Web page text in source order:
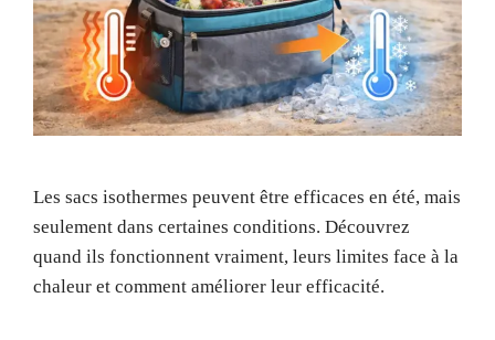
Les sacs isothermes peuvent être efficaces en été, mais
seulement dans certaines conditions. Découvrez
quand ils fonctionnent vraiment, leurs limites face à la
chaleur et comment améliorer leur efficacité.